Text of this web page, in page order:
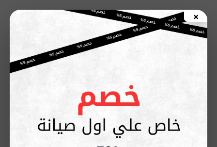
×
إلى
المحتوى
أعطال غسالات أريستون الشائعة:
أعطال غسالات أريستون من أكثر المشكلات المنزلية إزعاجًا،
خاصة عند توقف الغسالة فجأة أو ظهور رموز خطأ غير واضحة.